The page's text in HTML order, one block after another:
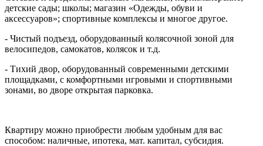
детские сады; школы; магазин «Одежды, обуви и
аксессуаров»; спортивные комплексы и многое другое.
- Чистый подъезд, оборудованный колясочной зоной для
велосипедов, самокатов, колясок и т.д.
- Тихий двор, оборудованный современными детскими
площадками, с комфортными игровыми и спортивными
зонами, во дворе открытая парковка.
Квартиру можно приобрести любым удобным для вас
способом: наличные, ипотека, мат. капитал, субсидия.